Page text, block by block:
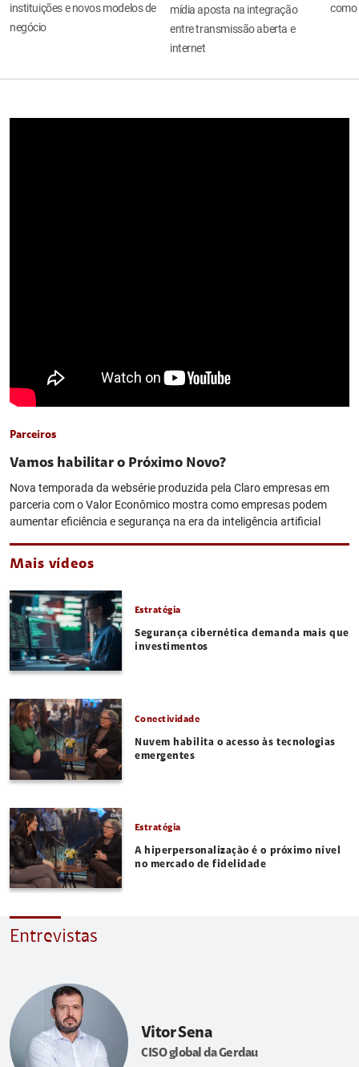
instituições e novos modelos de
negócio
mídia aposta na integração
entre transmissão aberta e
internet
como
Parceiros
Vamos habilitar o Próximo Novo?
Nova temporada da websérie produzida pela Claro empresas em
parceria com o Valor Econômico mostra como empresas podem
aumentar eficiência e segurança na era da inteligência artificial
Mais vídeos
Estratégia
Segurança cibernética demanda mais que
investimentos
Conectividade
Nuvem habilita o acesso às tecnologias
emergentes
Estratégia
A hiperpersonalização é o próximo nível
no mercado de fidelidade
Entrevistas
Vitor Sena
CISO global da Gerdau